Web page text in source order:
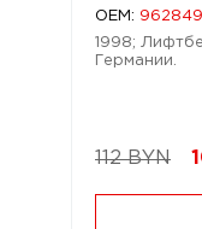
OEM:
1998;
Германии.
112 BYN